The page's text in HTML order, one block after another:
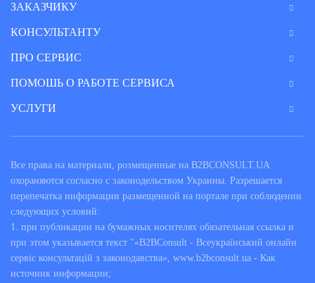
ЗАКАЗЧИКУ
КОНСУЛЬТАНТУ
ПРО СЕРВИС
ПОМОШЬ О РАБОТЕ СЕРВИСА
УСЛУГИ
Все права на материали, розмещенные на B2BCONSULT.UA
охораняются согласно с законодельством Украины. Разрешается
перепечатка информации размещенной на портале при соблюдении
следующих условий:
1. при публикации на бумажных носителях обязательная ссылка и
при этом указывается текст "«B2BConsult - Всеукраїнський онлайн
сервіс консультацій з законодавства», www.b2bconsult.ua - Как
источник информации;